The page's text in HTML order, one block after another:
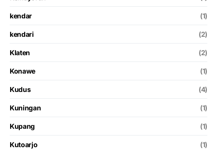
kendar (1)
kendari (2)
Klaten (2)
Konawe (1)
Kudus (4)
Kuningan (1)
Kupang (1)
Kutoarjo (1)